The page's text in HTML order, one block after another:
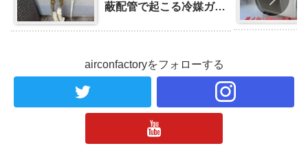
蔽配管で起こる冷媒ガス
airconfactoryをフォローする